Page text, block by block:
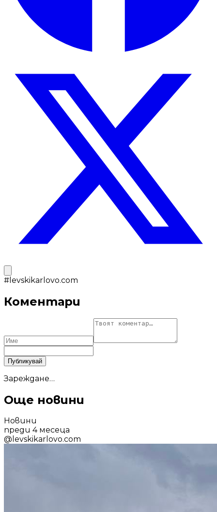
# levskikarlovo.com
Коментари
Публикувай
Зареждане…
Още новини
Новини
преди 4 месеца
@ levskikarlovo.com